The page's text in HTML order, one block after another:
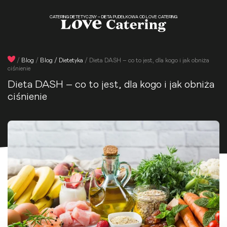
CATERING DIETETYCZNY – DIETA PUDEŁKOWA OD LOVE CATERING
/ Blog / Blog / Dietetyka / Dieta DASH – co to jest, dla kogo i jak obniża
ciśnienie
Dieta DASH – co to jest, dla kogo i jak obniża
ciśnienie